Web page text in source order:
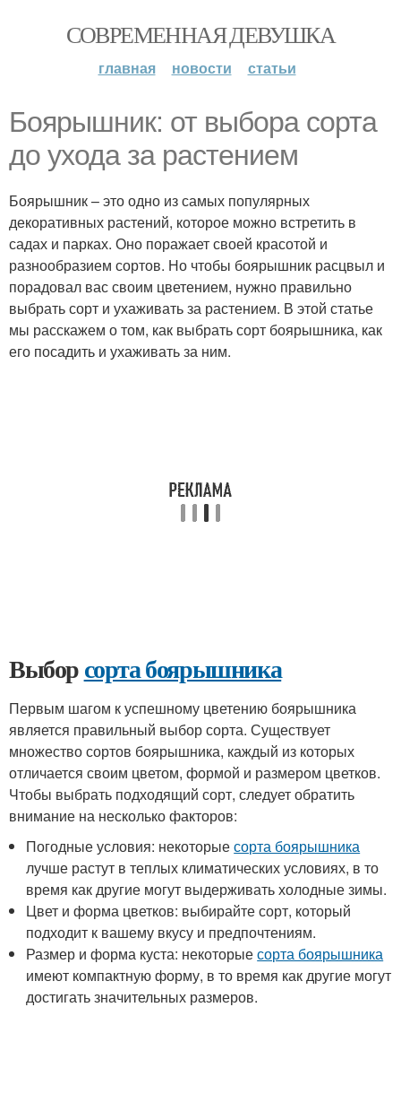
СОВРЕМЕННАЯ ДЕВУШКА
главная новости статьи
Боярышник: от выбора сорта
до ухода за растением
Боярышник – это одно из самых популярных
декоративных растений, которое можно встретить в
садах и парках. Оно поражает своей красотой и
разнообразием сортов. Но чтобы боярышник расцвыл и
порадовал вас своим цветением, нужно правильно
выбрать сорт и ухаживать за растением. В этой статье
мы расскажем о том, как выбрать сорт боярышника, как
его посадить и ухаживать за ним.
Выборсорта боярышника
Первым шагом к успешному цветению боярышника
является правильный выбор сорта. Существует
множество сортов боярышника, каждый из которых
отличается своим цветом, формой и размером цветков.
Чтобы выбрать подходящий сорт, следует обратить
внимание на несколько факторов:
Погодные условия: некоторыесорта боярышника
лучше растут в теплых климатических условиях, в то
время как другие могут выдерживать холодные зимы.
Цвет и форма цветков: выбирайте сорт, который
подходит к вашему вкусу и предпочтениям.
Размер и форма куста: некоторыесорта боярышника
имеют компактную форму, в то время как другие могут
достигать значительных размеров.